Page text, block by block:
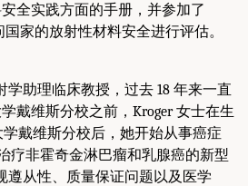
全实践方面的手册，并参加了
家的放射性材料安全进行评估。
助理临床教授，过去 18 年来一直
戴维斯分校之前，Kroger 女士在生
戴维斯分校后，她开始从事癌症
疗非霍奇金淋巴瘤和乳腺癌的新型
遵从性、质量保证问题以及医学